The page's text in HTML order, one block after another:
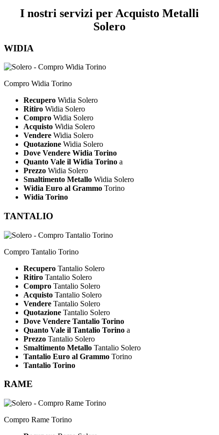
I nostri servizi per Acquisto Metalli
Solero
WIDIA
Compro Widia Torino
Recupero Widia Solero
Ritiro Widia Solero
Compro Widia Solero
Acquisto Widia Solero
Vendere Widia Solero
Quotazione Widia Solero
Dove Vendere Widia Torino
Quanto Vale il Widia Torino a
Prezzo Widia Solero
Smaltimento Metallo Widia Solero
Widia Euro al Grammo Torino
Widia Torino
TANTALIO
Compro Tantalio Torino
Recupero Tantalio Solero
Ritiro Tantalio Solero
Compro Tantalio Solero
Acquisto Tantalio Solero
Vendere Tantalio Solero
Quotazione Tantalio Solero
Dove Vendere Tantalio Torino
Quanto Vale il Tantalio Torino a
Prezzo Tantalio Solero
Smaltimento Metallo Tantalio Solero
Tantalio Euro al Grammo Torino
Tantalio Torino
RAME
Compro Rame Torino